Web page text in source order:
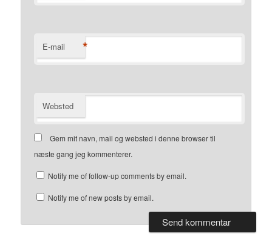
E-mail *
Websted
Gem mit navn, mail og websted i denne browser til
næste gang jeg kommenterer.
Notify me of follow-up comments by email.
Notify me of new posts by email.